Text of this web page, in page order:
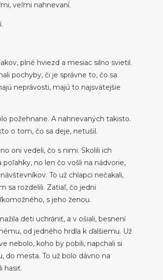
veľmi nahnevaní.
plné hviezd a mesiac silno svietil.
pochyby, či je správne to, čo sa
neprávosti, majú to najsvätejšie
požehnane. A nahnevaných takisto.
o tom, čo sa deje, netušil.
oni vedeli, čo s nimi. Skolili ich
no len čo vošli na nádvorie,
To už chlapci nečakali,
sa rozdelili. Zatiaľ, čo jedni
s jeho ženou.
deti uchrániť, a v ošiali, besnení
od jedného hrdla k ďalšiemu. Už
nebolo, koho by pobili, napchali si
do mesta. To už bolo dávno na
hasiť.